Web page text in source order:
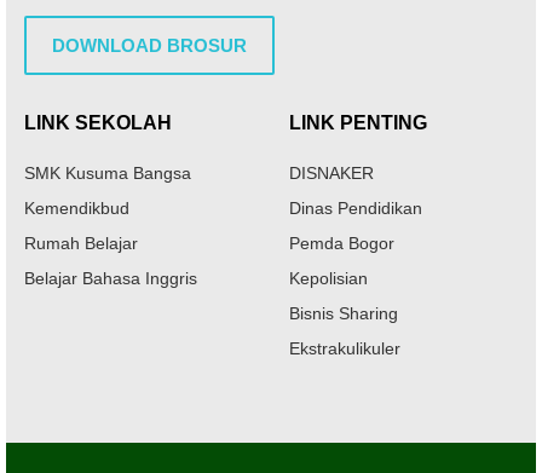
DOWNLOAD BROSUR
LINK SEKOLAH
SMK Kusuma Bangsa
Kemendikbud
Rumah Belajar
Belajar Bahasa Inggris
LINK PENTING
DISNAKER
Dinas Pendidikan
Pemda Bogor
Kepolisian
Bisnis Sharing
Ekstrakulikuler